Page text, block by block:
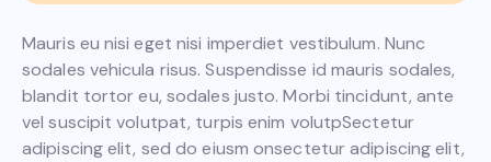
Mauris eu nisi eget nisi imperdiet vestibulum. Nunc
sodales vehicula risus. Suspendisse id mauris sodales,
blandit tortor eu, sodales justo. Morbi tincidunt, ante
vel suscipit volutpat, turpis enim volutpSectetur
adipiscing elit, sed do eiusm onsectetur adipiscing elit,